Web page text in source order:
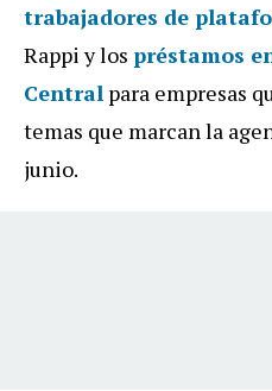
trabajadores de
Rappi y los préstamos
Central para empresas
temas que marcan la
junio.